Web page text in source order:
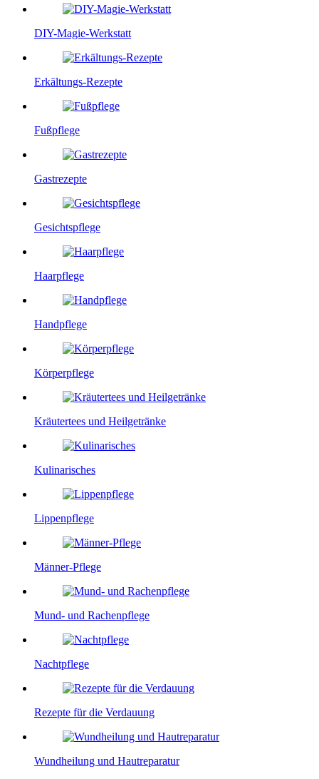
DIY-Magie-Werkstatt
Erkältungs-Rezepte
Fußpflege
Gastrezepte
Gesichtspflege
Haarpflege
Handpflege
Körperpflege
Kräutertees und Heilgetränke
Kulinarisches
Lippenpflege
Männer-Pflege
Mund- und Rachenpflege
Nachtpflege
Rezepte für die Verdauung
Wundheilung und Hautreparatur